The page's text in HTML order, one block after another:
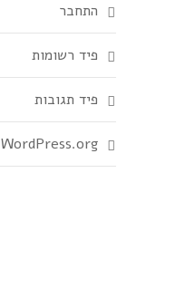
התחבר
פיד רשומות
פיד תגובות
WordPress.org